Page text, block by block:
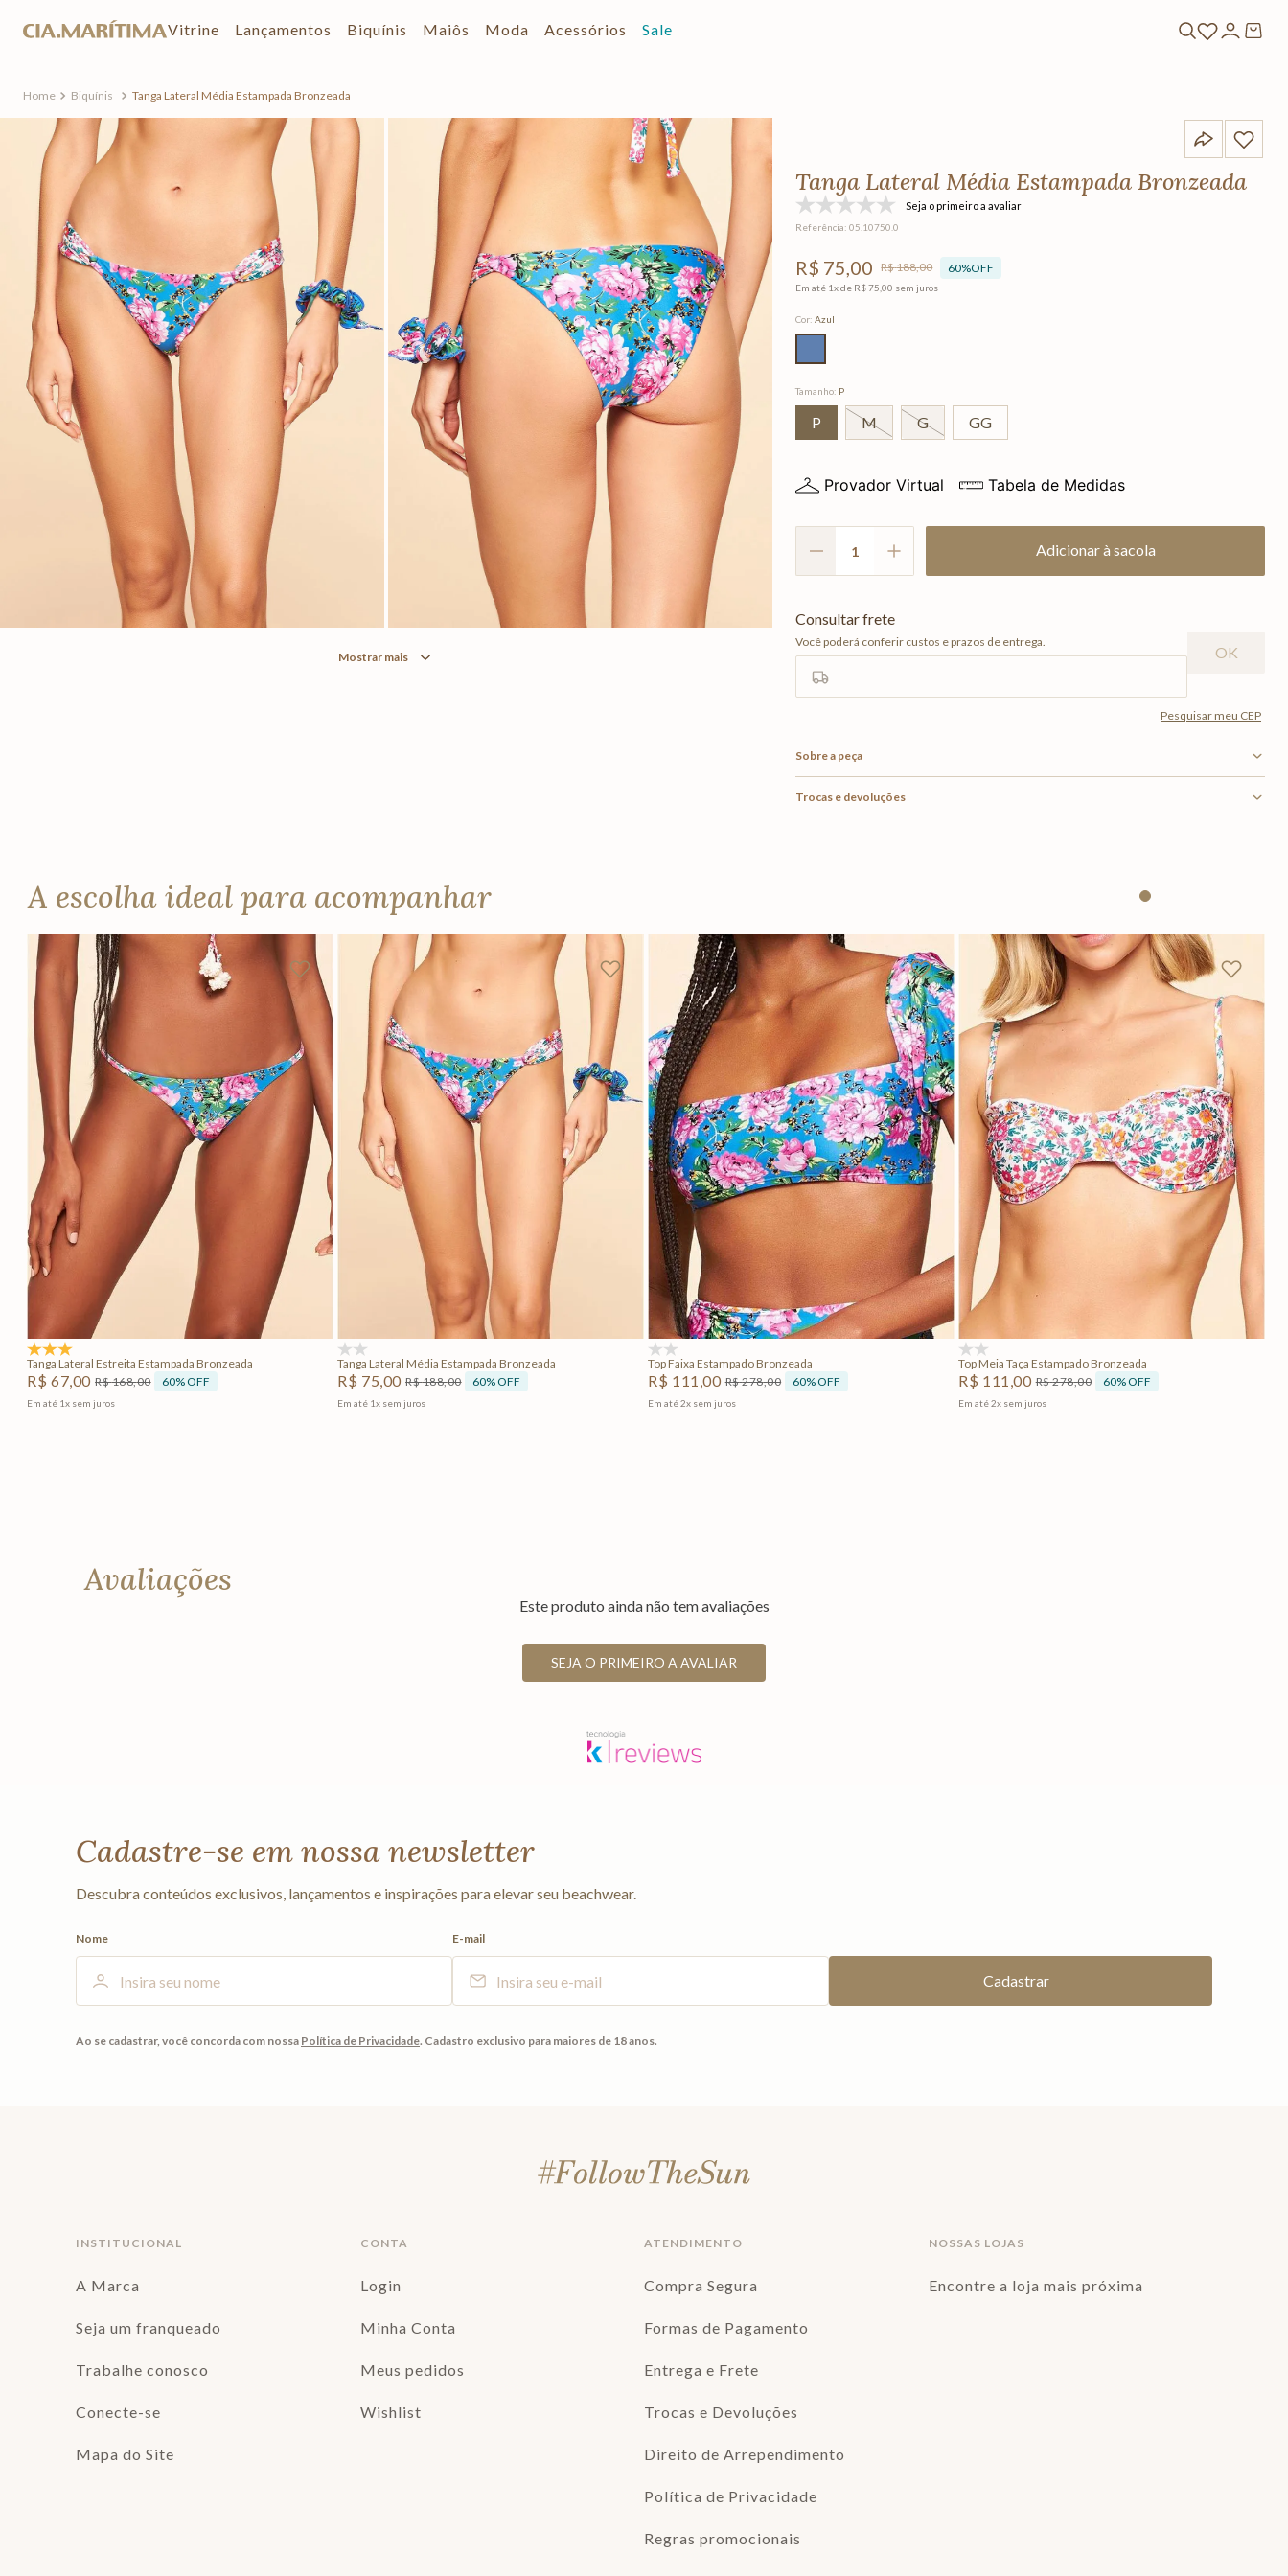
Vitrine Lançamentos Biquínis Maiôs Moda Acessórios Sale
Biquínis Tanga Lateral Média Estampada Bronzeada
Mostrar mais
Tanga Lateral Média Estampada Bronzeada
Seja o primeiro a avaliar
Referência:05.10750.0
R$ 75,00 R$188,00 60%OFF
Em até 1x de R$75 ,00 sem juros
Cor: Azul
Tamanho: P
P M G GG
Provador Virtual Tabela de Medidas
Adicionar à sacola
Sobre a peça
Trocas e devoluções
A escolha ideal para acompanhar
P
Adicionar na sacola
Tanga Lateral Estreita Estampada Bronzeada
R$ 67,00 R$168,00 60% OFF
Em até 1x sem juros
GG
Adicionar na sacola
Tanga Lateral Média Estampada Bronzeada
R$ 75,00 R$188,00 60% OFF
Em até 1x sem juros
M
Adicionar na sacola
Top Faixa Estampado Bronzeada
R$ 111 ,00 R$278,00 60% OFF
Em até2x sem juros
GG
Top Meia Taça Estampado Bronzeada
R$ 111 ,00 R$278,00 60% OFF
Em até2x sem juros
Avaliações
Este produto ainda não tem avaliações
SEJA O PRIMEIRO A AVALIAR
Cadastre-se em nossa newsletter
Descubra conteúdos exclusivos, lançamentos e inspirações para elevar seu beachwear.
Nome E-mail
Ao se cadastrar, você concorda com nossa Política de Privacidade. Cadastro exclusivo para maiores de 18 anos.
INSTITUCIONAL
A Marca
Seja um franqueado
Trabalhe conosco
Conecte-se
Mapa do Site
CONTA
Login
Minha Conta
Meus pedidos
Wishlist
ATENDIMENTO
Compra Segura
Formas de Pagamento
Entrega e Frete
Trocas e Devoluções
Direito de Arrependimento
Política de Privacidade
Regras promocionais
NOSSAS LOJAS
Encontre a loja mais próxima